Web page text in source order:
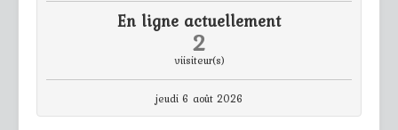
En ligne actuellement
2
viisiteur(s)
jeudi 6 août 2026